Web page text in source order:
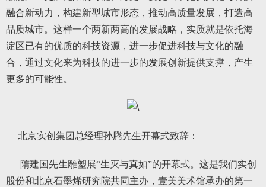
融合新动力，构建新型城市形态，推动高质量发展，打造高
品质城市。这样一个两新两高的发展战略，实质就是依托海
淀区已有的优质的科技资源，进一步促进科技与文化的融
合，通过文化来为科技的进一步的发展创新提供支撑，产生
更多的可能性。
北京实创集团总经理孙腾先生开幕式致辞：
隋建国先生雕塑展“生灭与真如”的开幕式。这是我们实创
股份和北京石墨烯研究院共同主办，壹美美术馆承办的第一